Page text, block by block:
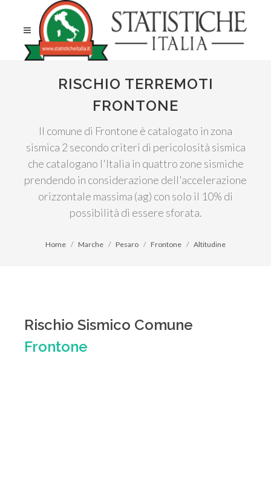
RISCHIO TERREMOTI
FRONTONE
Il comune di Frontone è catalogato in zona
sismica 2 secondo criteri di pericolosità sismica
che catalogano l'Italia in quattro zone sismiche
prendendo in considerazione dell'accelerazione
orizzontale massima (ag) con solo il 10% di
possibilità di essere sforata.
Home Marche Pesaro Frontone Altitudine
Rischio Sismico Comune
Frontone